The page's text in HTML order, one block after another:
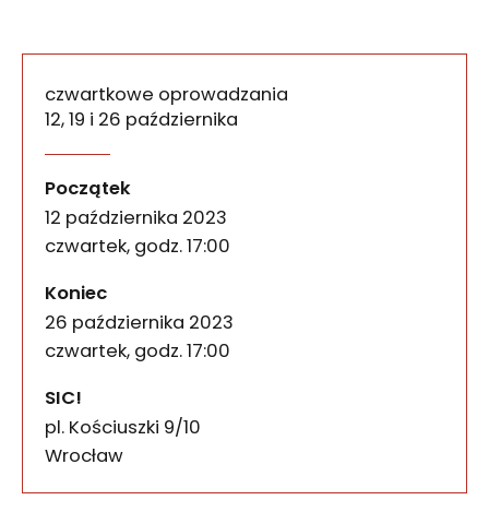
czwartkowe oprowadzania
12, 19 i 26 października
Początek
12 października 2023
czwartek, godz. 17:00
Koniec
26 października 2023
czwartek, godz. 17:00
SIC!
pl. Kościuszki 9/10
50-028
Wrocław